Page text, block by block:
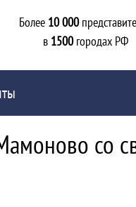
Более 10 000
в 1500городах РФ
со